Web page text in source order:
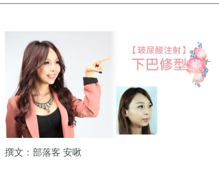
撰文：部落客 安啾